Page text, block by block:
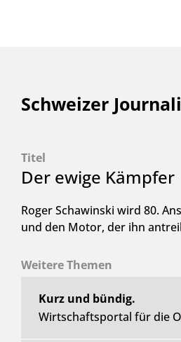
Schweizer
Titel
Der ewige Kämpfer
Roger Schawinski wird 80.
und den Motor, der ihn
Weitere Themen
Kurz und bündig.
Wirtschaftsportal für die